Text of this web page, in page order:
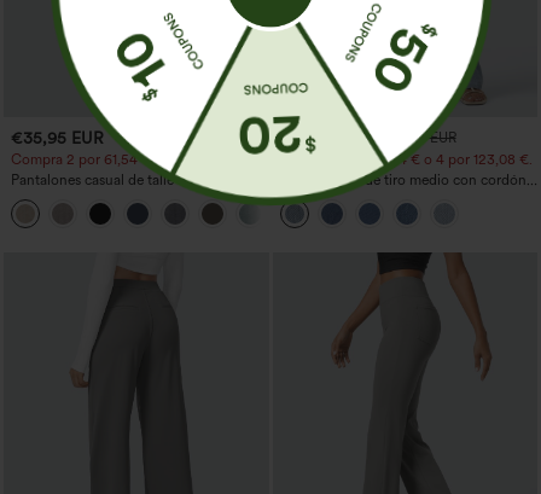
€35,95 EUR
Compra 2 por 61,54 € o 4 por 123,08 €.
Pantalones casual de talle alto y pierna
recta con tacto de lino y bolsillos
+5
€44,95 EUR
€49,95 EUR
Compra 2 por 61,54 € o 4 por 123,08 €.
Jeans casual de tiro medio con cordón y
bolsillos